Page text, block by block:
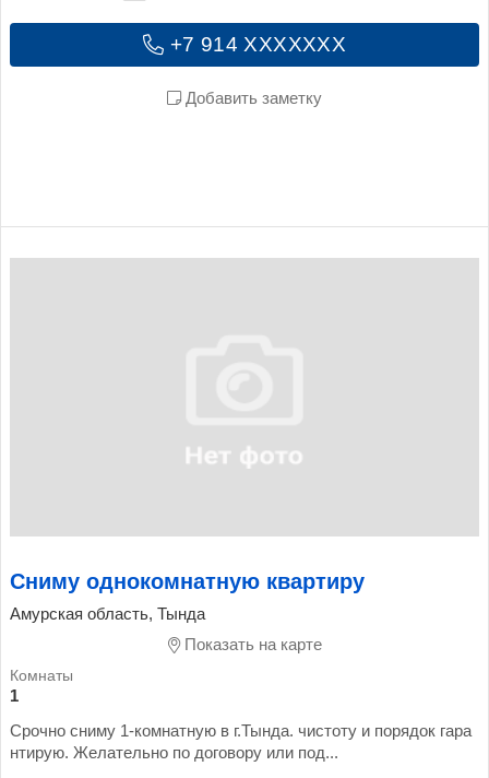
+7 914 XXXXXXX
Добавить заметку
Сниму однокомнатную квартиру
Амурская область, Тында
Показать на карте
1
Срочно сниму 1-комнатную в г.Тында. чистоту и порядок гара
нтирую. Желательно по договору или под...